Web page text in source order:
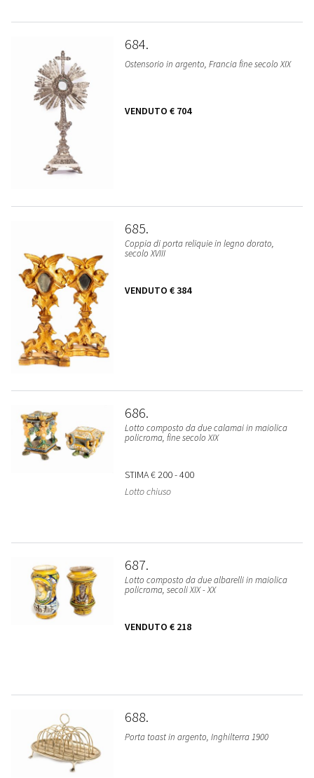
684
Ostensorio in argento, Francia fine secolo XIX
VENDUTO € 704
685
Coppia di porta reliquie in legno dorato,
secolo XVIII
VENDUTO € 384
686
Lotto composto da due calamai in maiolica
policroma, fine secolo XIX
STIMA€ 200 - 400
Lotto chiuso
687
Lotto composto da due albarelli in maiolica
policroma, secoli XIX - XX
VENDUTO € 218
688
Porta toast in argento, Inghilterra 1900